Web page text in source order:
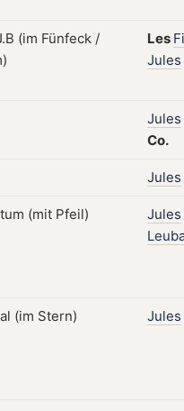
Les
Jules
Jules
Co.
Jules
Jules
Jules